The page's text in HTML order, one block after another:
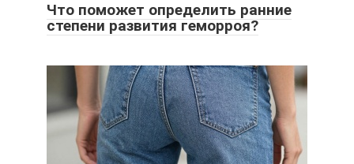
Что поможет определить ранние
степени развития геморроя?